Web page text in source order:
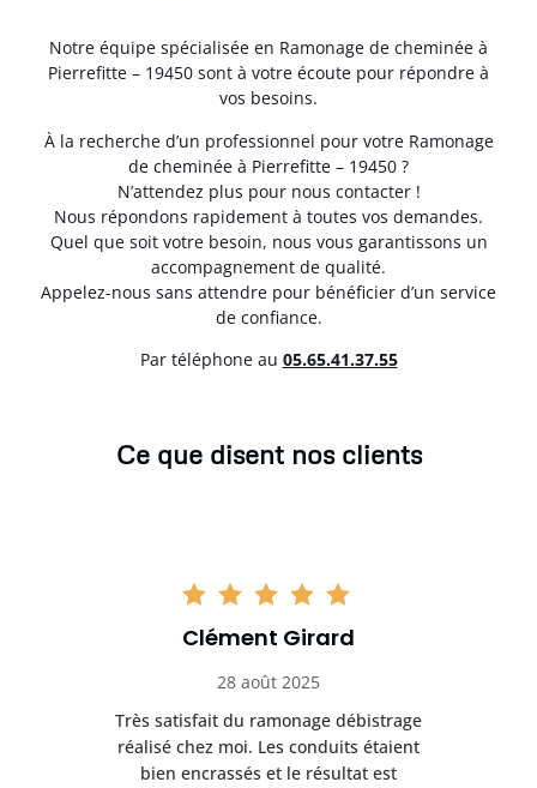
Notre équipe spécialisée en Ramonage de cheminée à
Pierrefitte – 19450 sont à votre écoute pour répondre à
vos besoins.
À la recherche d’un professionnel pour votre Ramonage
de cheminée à Pierrefitte – 19450 ?
N’attendez plus pour nous contacter !
Nous répondons rapidement à toutes vos demandes.
Quel que soit votre besoin, nous vous garantissons un
accompagnement de qualité.
Appelez-nous sans attendre pour bénéficier d’un service
de confiance.
Par téléphone au 05.65.41.37.55
Ce que disent nos clients
Clément Girard
28 août 2025
Très satisfait du ramonage débistrage
réalisé chez moi. Les conduits étaient
bien encrassés et le résultat est